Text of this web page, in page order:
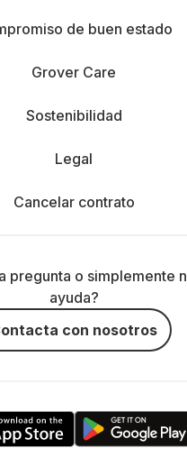
de buen estado
Grover Care
Sostenibilidad
Legal
Cancelar contrato
pregunta o simplemente
ayuda?
con nosotros